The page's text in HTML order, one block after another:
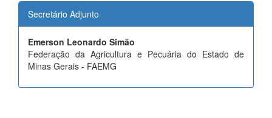
Secretário Adjunto
Emerson Leonardo Simão
Federação da Agricultura e Pecuária do Estado de
Minas Gerais - FAEMG